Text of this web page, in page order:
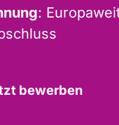
:
bewerben